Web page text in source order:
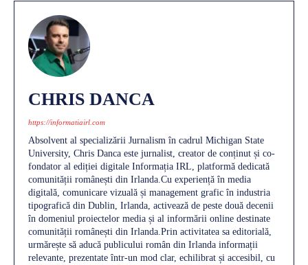
CHRIS DANCA
https://informatiairl.com
Absolvent al specializării Jurnalism în cadrul Michigan State
University, Chris Danca este jurnalist, creator de conținut și co-
fondator al ediției digitale Informația IRL, platformă dedicată
comunității românești din Irlanda.Cu experiență în media
digitală, comunicare vizuală și management grafic în industria
tipografică din Dublin, Irlanda, activează de peste două decenii
în domeniul proiectelor media și al informării online destinate
comunității românești din Irlanda.Prin activitatea sa editorială,
urmărește să aducă publicului român din Irlanda informații
relevante, prezentate într-un mod clar, echilibrat și accesibil, cu